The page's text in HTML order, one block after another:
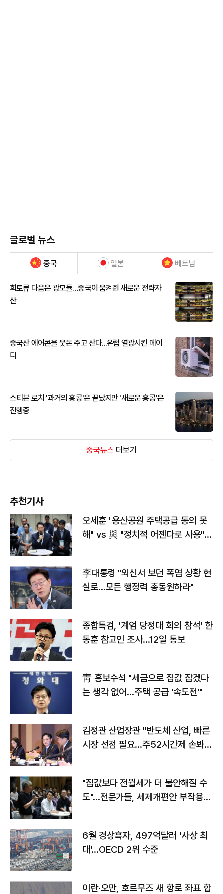
글로벌 뉴스
중국 일본 베트남
희토류 다음은 광모듈…중국이 움켜쥔 새로운 전략자
산
중국산 에어콘을 웃돈 주고 산다...유럽 열광시킨 메이
디
스티븐 로치 '과거의 홍콩'은 끝났지만 '새로운 홍콩'은
진행중
중국뉴스 더보기
추천기사
오세훈 "용산공원 주택공급 동의 못
해" vs 與 "정치적 어젠다로 사용"
李대통령 "외신서 보던 폭염 상황 현
실로…모든 행정력 총동원하라"
종합특검, '계엄 당정대 회의 참석' 한
동훈 참고인 조사...12일 통보
靑 홍보수석 "세금으로 집값 잡겠다
는 생각 없어…주택 공급 '속도전'"
김정관 산업장관 "반도체 산업, 빠른
시장 선점 필요…주52시간제 손봐
"집값보다 전월세가 더 불안해질 수
도"…전문가들, 세제개편안 부작용
6월 경상흑자, 497억달러 '사상 최
대'…OECD 2위 수준
이란·오만, 호르무즈 새 항로 좌표 합